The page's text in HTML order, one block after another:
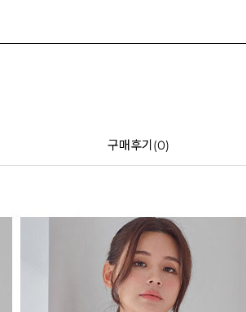
구매후기(0)